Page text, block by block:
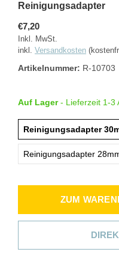
Reinigungsadapter
€7,20
Inkl. MwSt.
inkl. Versandkosten
Artikelnummer: R-10703
Auf Lager- Lieferzeit 1-3
Reinigungsadapter
Reinigungsadapter
ZUM